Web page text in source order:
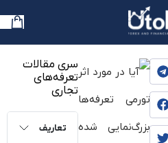
سری مقالات
تعرفه‌های
تجاری
تعاریف